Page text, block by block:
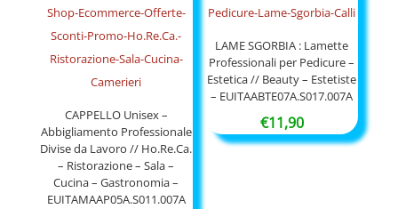
CAPPELLO Unisex –
Abbigliamento Professionale
Divise da Lavoro // Ho.Re.Ca.
– Ristorazione – Sala –
Cucina – Gastronomia –
EUITAMAAP05A.S011.007A
LAME SGORBIA : Lamette
Professionali per Pedicure –
Estetica // Beauty – Estetiste
– EUITAABTE07A.S017.007A
€11,90